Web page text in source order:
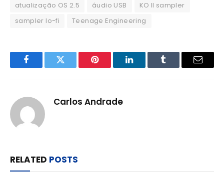
atualização OS 2.5 áudio USB
KO II sampler
sampler lo-fi
Teenage Engineering
FacebookTwitter Pinterest LinkedInTumblr Email
Carlos Andrade
RELATED POSTS